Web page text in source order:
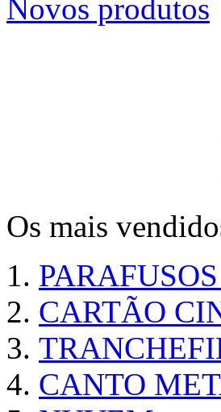
Novos produtos
Os mais
CARTÃO
CANTO